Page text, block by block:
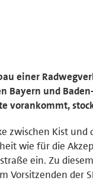
einer
Bayern und
vorankommt,
zwischen Kist
wie für die
ein. Zu
Vorsitzenden der